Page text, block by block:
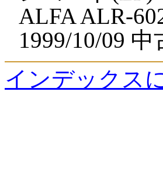
ALFA ALR-
1999/10/09 中
インデックス